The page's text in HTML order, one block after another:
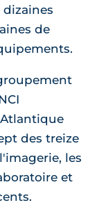
de
des treize
les
et